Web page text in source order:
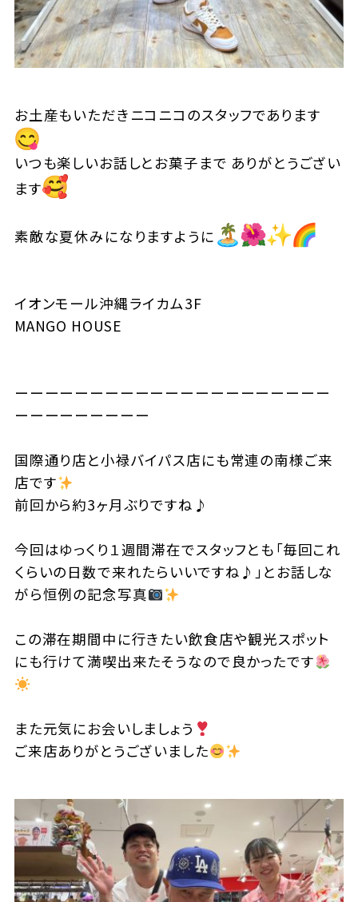
お土産もいただきニコニコのスタッフであります
いつも楽しいお話しとお菓子まで ありがとうござい
ます
素敵な夏休みになりますように
イオンモール沖縄ライカム3F
MANGO HOUSE
ーーーーーーーーーーーーーーーーーーーーー
ーーーーーーーーー
国際通り店と小禄バイパス店にも常連の南様ご来
店です
前回から約3ヶ月ぶりですね♪
今回はゆっくり１週間滞在でスタッフとも「毎回これ
くらいの日数で来れたらいいですね♪」とお話しな
がら恒例の記念写真
この滞在期間中に行きたい飲食店や観光スポット
にも行けて満喫出来たそうなので良かったです
また元気にお会いしましょう
ご来店ありがとうございました